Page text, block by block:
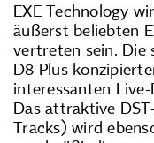
EXE Technology
äußerst beliebten
vertreten sein. Die
D8 Plus
interessanten
Das attraktive
Tracks) wird